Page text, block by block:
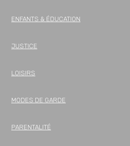
ENFANTS & ÉDUCATION
JUSTICE
LOISIRS
MODES DE GARDE
PARENTALITÉ